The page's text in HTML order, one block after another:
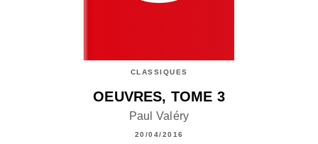
CLASSIQUES
OEUVRES, TOME 3
Paul Valéry
20/04/2016